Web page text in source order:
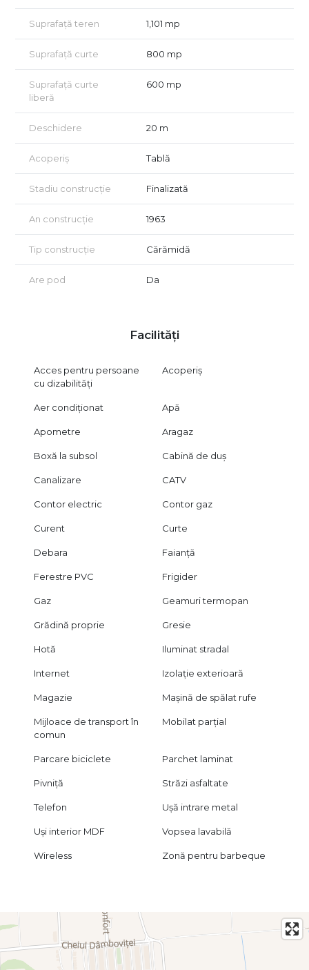
Suprafață teren 1,101 mp
Suprafață curte 800 mp
Suprafață curte
liberă
600 mp
Deschidere 20 m
Acoperiș Tablă
Stadiu construcție Finalizată
An construcție 1963
Tip construcție Cărămidă
Are pod Da
Facilități
Acces pentru persoane
cu dizabilități
Acoperiș
Aer condiționat Apă
Apometre Aragaz
Boxă la subsol Cabină de duș
Canalizare CATV
Contor electric Contor gaz
Curent Curte
Debara Faianță
Ferestre PVC Frigider
Gaz Geamuri termopan
Grădină proprie Gresie
Hotă Iluminat stradal
Internet Izolație exterioară
Magazie Mașină de spălat rufe
Mijloace de transport în
comun
Mobilat parțial
Parcare biciclete Parchet laminat
Pivniță Străzi asfaltate
Telefon Ușă intrare metal
Uși interior MDF Vopsea lavabilă
Wireless Zonă pentru barbeque